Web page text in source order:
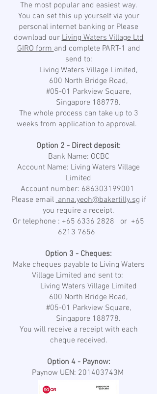
The most popular and easiest way.
You can set this up yourself via your
personal internet banking or Please
download ourLiving Waters Village Ltd
GIRO formand complete PART-1 and
send to:
Living Waters Village Limited,
600 North Bridge Road,
#05-01 Parkview Square,
Singapore 188778.
The whole process can take up to 3
weeks from application to approval.
Option 2 - Direct deposit:
Bank Name: OCBC
Account Name: Living Waters Village
Limited
Account number: 686303199001
Please email anna.yeoh@bakertilly.sg if
you require a receipt.
Or telephone : +65 6336 2828 or +65
6213 7656
Option 3 - Cheques:
Make cheques payable to Living Waters
Village Limited and sent to:
Living Waters Village Limited
600 North Bridge Road,
#05-01 Parkview Square,
Singapore 188778.
You will receive a receipt with each
cheque received.
Option 4 - Paynow:
Paynow UEN: 201403743M